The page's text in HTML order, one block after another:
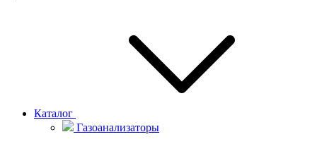
Каталог
Газоанализаторы